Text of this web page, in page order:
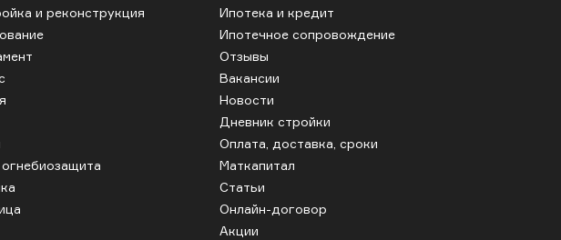
и реконструкция
Ипотека и кредит
Ипотечное сопровождение
Отзывы
Вакансии
Новости
Дневник стройки
Оплата, доставка, сроки
Маткапитал
Статьи
Онлайн-договор
Акции